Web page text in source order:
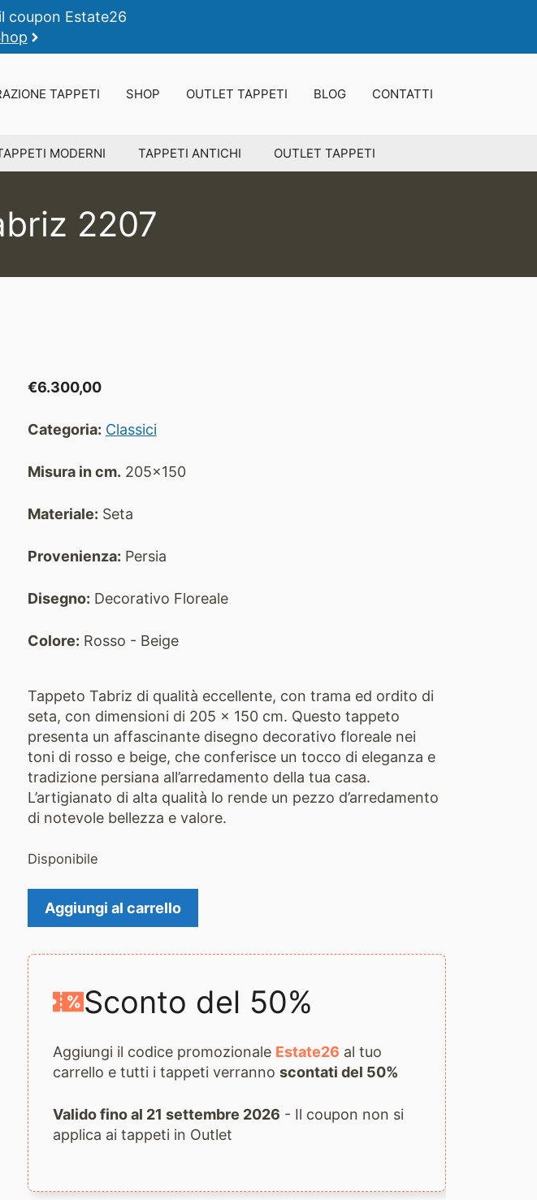
coupon Estate26
TAPPETI SHOP OUTLET TAPPETI BLOG CONTATTI
MODERNI TAPPETI ANTICHI OUTLET TAPPETI
2207
€6.300,00
Categoria: Classici
Misura in cm. 205x150
Materiale: Seta
Provenienza: Persia
Disegno: Decorativo Floreale
Colore: Rosso - Beige
Tappeto Tabriz di qualità eccellente, con trama ed ordito di
seta, con dimensioni di 205 x 150 cm. Questo tappeto
presenta un affascinante disegno decorativo floreale nei
toni di rosso e beige, che conferisce un tocco di eleganza e
tradizione persiana all’arredamento della tua casa.
L’artigianato di alta qualità lo rende un pezzo d’arredamento
di notevole bellezza e valore.
Disponibile
Tappeto
Tabriz
quantità
Aggiungi al carrello
Sconto del 50%
Aggiungi il codice promozionale Estate26 al tuo
carrello e tutti i tappeti verranno scontati del 50%
Valido fino al 21 settembre 2026 - Il coupon non si
applica ai tappeti in Outlet